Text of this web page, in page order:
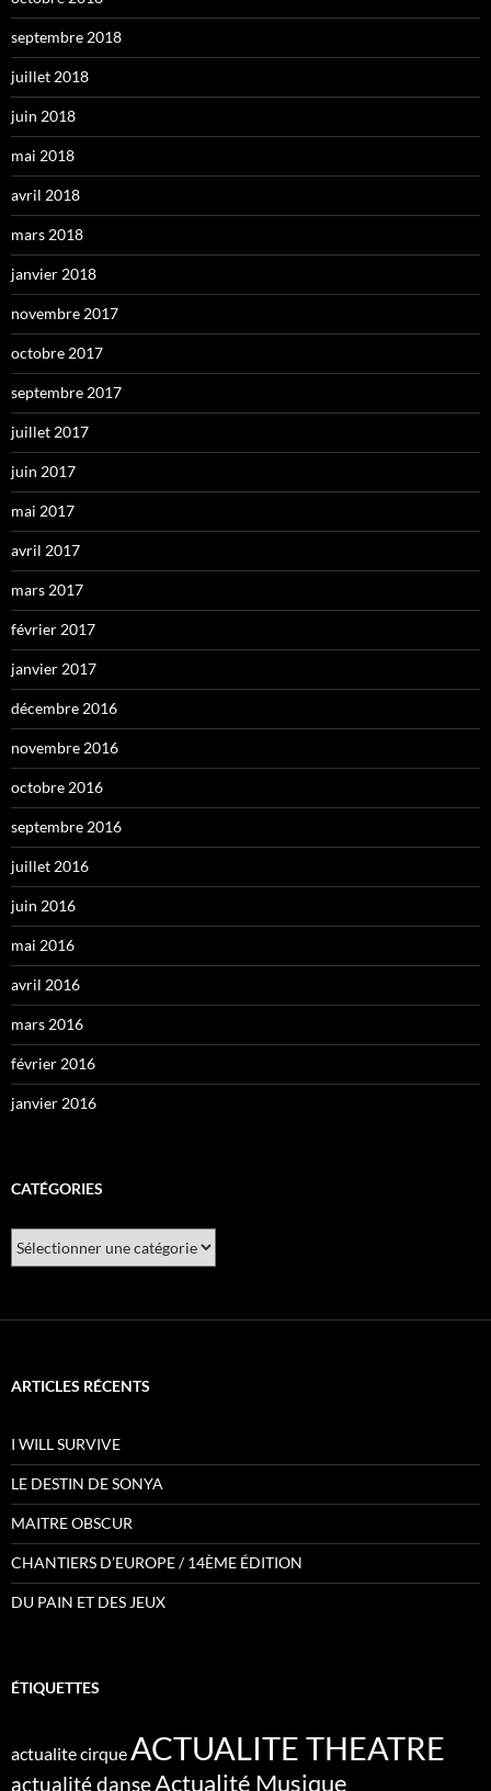
septembre 2018
juillet 2018
juin 2018
mai 2018
avril 2018
mars 2018
janvier 2018
novembre 2017
octobre 2017
septembre 2017
juillet 2017
juin 2017
mai 2017
avril 2017
mars 2017
février 2017
janvier 2017
décembre 2016
novembre 2016
octobre 2016
septembre 2016
juillet 2016
juin 2016
mai 2016
avril 2016
mars 2016
février 2016
janvier 2016
CATÉGORIES
ARTICLES RÉCENTS
I WILL SURVIVE
LE DESTIN DE SONYA
MAITRE OBSCUR
CHANTIERS D’EUROPE / 14ÈME ÉDITION
DU PAIN ET DES JEUX
ÉTIQUETTES
actualite cirqueACTUALITE THEATRE
actualité danseActualité Musique